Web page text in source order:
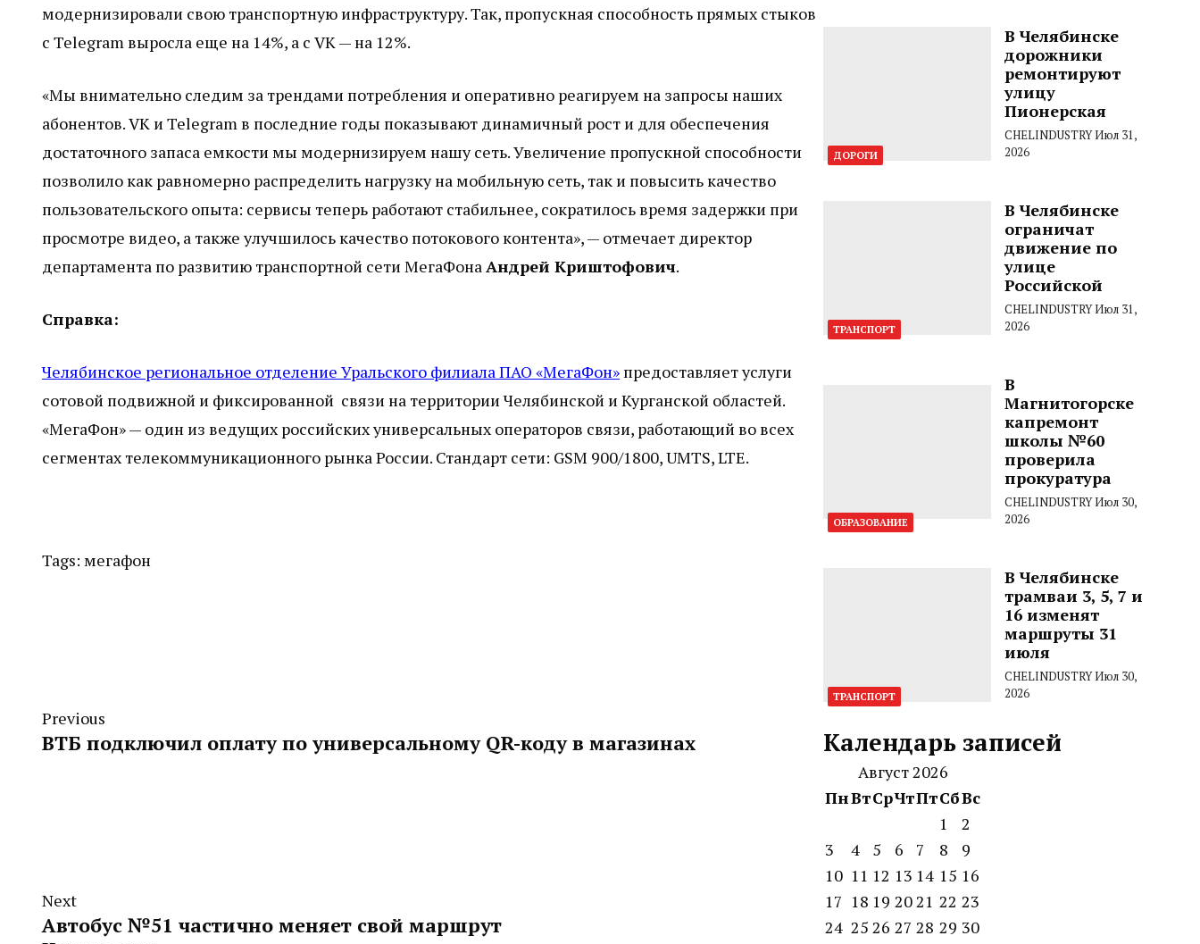
модернизировали свою транспортную инфраструктуру. Так, пропускная способность прямых стыков
c Telegram выросла еще на 14%, а с VK — на 12%.
«Мы внимательно следим за трендами потребления и оперативно реагируем на запросы наших
абонентов. VK и Telegram в последние годы показывают динамичный рост и для обеспечения
достаточного запаса емкости мы модернизируем нашу сеть. Увеличение пропускной способности
позволило как равномерно распределить нагрузку на мобильную сеть, так и повысить качество
пользовательского опыта: сервисы теперь работают стабильнее, сократилось время задержки при
просмотре видео, а также улучшилось качество потокового контента», — отмечает директор
департамента по развитию транспортной сети МегаФонаАндрей Криштофович.
Справка:
Челябинское региональное отделение Уральского филиала ПАО «МегаФон» предоставляет услуги
сотовой подвижной и фиксированной связи на территории Челябинской и Курганской областей.
«МегаФон» — один из ведущих российских универсальных операторов связи, работающий во всех
сегментах телекоммуникационного рынка России. Стандарт сети: GSM 900/1800, UMTS, LTE.
Tags: мегафон
Previous
ВТБ подключил оплату по универсальному QR-коду в магазинах
Next
Автобус №51 частично меняет свой маршрут
ДОРОГИ
В Челябинске
дорожники
ремонтируют
улицу
Пионерская
CHELINDUSTRYИюл 31,
2026
ТРАНСПОРТ
В Челябинске
ограничат
движение по
улице
Российской
CHELINDUSTRYИюл 31,
2026
ОБРАЗОВАНИЕ
В
Магнитогорске
капремонт
школы №60
проверила
прокуратура
CHELINDUSTRYИюл 30,
2026
ТРАНСПОРТ
В Челябинске
трамваи 3, 5, 7 и
16 изменят
маршруты 31
июля
CHELINDUSTRYИюл 30,
2026
Календарь записей
Август 2026
ПнВтСрЧтПтСбВс
1
2
3
4 5 6 7 8
9
10 11 12 13 14 15 16
17 18 19 2021 22 23
24 25 26 27 28 29 30